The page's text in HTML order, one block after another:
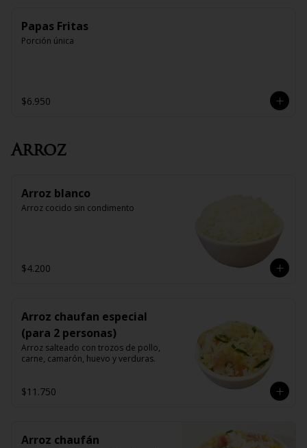
Papas Fritas
Porción única
$6.950
Arroz
Arroz blanco
Arroz cocido sin condimento
$4.200
Arroz chaufan especial
(para 2 personas)
Arroz salteado con trozos de pollo,
carne, camarón, huevo y verduras.
$11.750
Arroz chaufán